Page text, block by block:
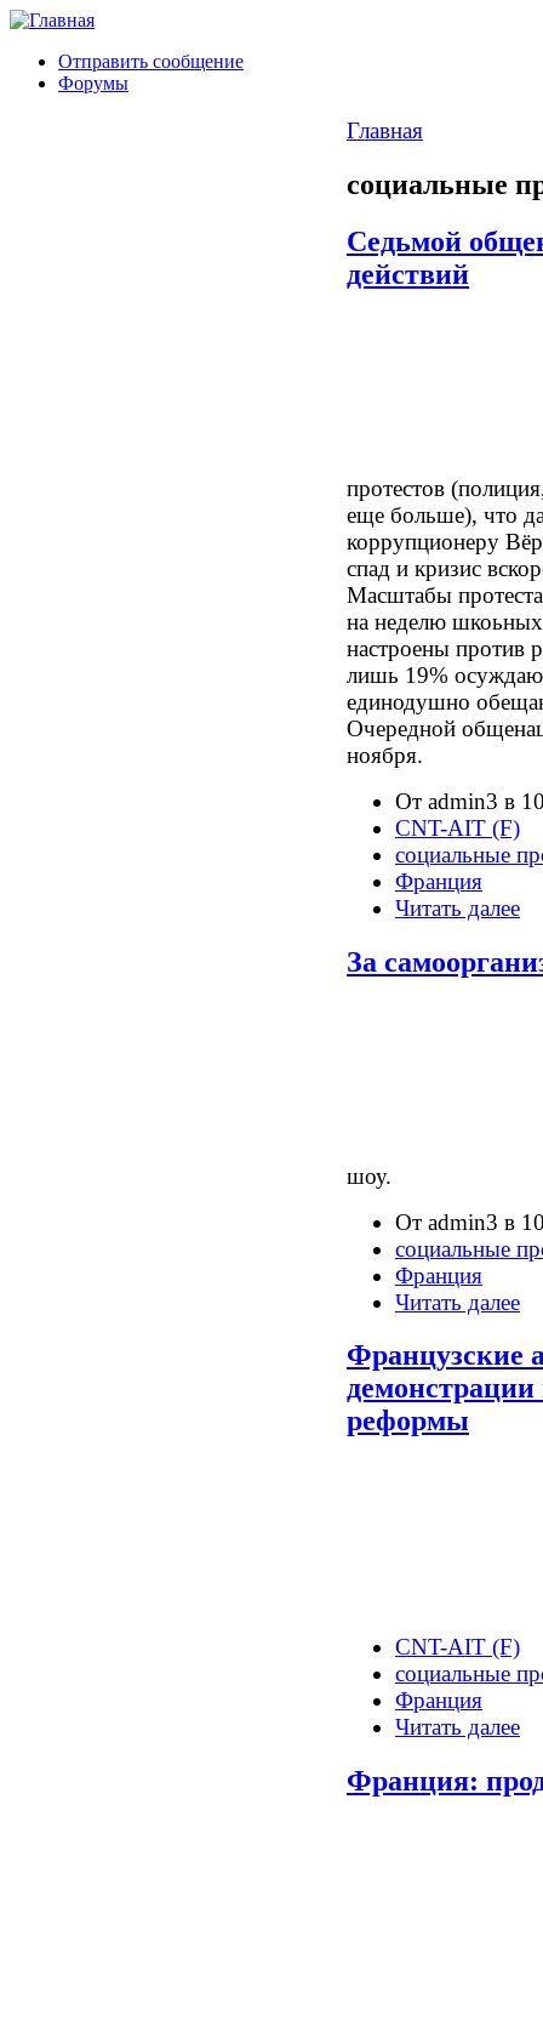
Отправить сообщение
Форумы
Главная
социальные
Седьмой
действий
протестов
еще больше), что
коррупционеру
спад и кризис
Масштабы
на неделю
настроены против
лишь 19%
единодушно
Очередной
ноября.
От admin3 в
CNT-AIT (F)
социальные
Франция
Читать далее
За
шоу.
От admin3 в
социальные
Франция
Читать далее
Французские
реформы
CNT-AIT (F)
социальные
Франция
Читать далее
Франция: